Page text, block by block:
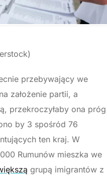
przebywający we
założenie partii, a
przekroczyłaby ona próg
by 3 spośród 76
ten kraj. W
Rumunów mieszka we
grupą imigrantów z